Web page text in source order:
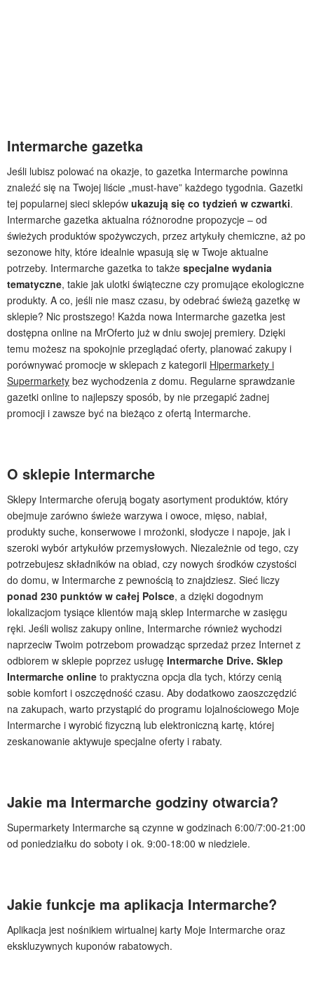
Intermarche gazetka
Jeśli lubisz polować na okazje, to gazetka Intermarche powinna
znaleźć się na Twojej liście „must-have” każdego tygodnia. Gazetki
tej popularnej sieci sklepów ukazują się co tydzień w czwartki.
Intermarche gazetka aktualna różnorodne propozycje – od
świeżych produktów spożywczych, przez artykuły chemiczne, aż po
sezonowe hity, które idealnie wpasują się w Twoje aktualne
potrzeby. Intermarche gazetka to także specjalne wydania
tematyczne, takie jak ulotki świąteczne czy promujące ekologiczne
produkty. A co, jeśli nie masz czasu, by odebrać świeżą gazetkę w
sklepie? Nic prostszego! Każda nowa Intermarche gazetka jest
dostępna online na MrOferto już w dniu swojej premiery. Dzięki
temu możesz na spokojnie przeglądać oferty, planować zakupy i
porównywać promocje w sklepach z kategorii Hipermarkety i
Supermarkety bez wychodzenia z domu. Regularne sprawdzanie
gazetki online to najlepszy sposób, by nie przegapić żadnej
promocji i zawsze być na bieżąco z ofertą Intermarche.
O sklepie Intermarche
Sklepy Intermarche oferują bogaty asortyment produktów, który
obejmuje zarówno świeże warzywa i owoce, mięso, nabiał,
produkty suche, konserwowe i mrożonki, słodycze i napoje, jak i
szeroki wybór artykułów przemysłowych. Niezależnie od tego, czy
potrzebujesz składników na obiad, czy nowych środków czystości
do domu, w Intermarche z pewnością to znajdziesz. Sieć liczy
ponad 230 punktów w całej Polsce, a dzięki dogodnym
lokalizacjom tysiące klientów mają sklep Intermarche w zasięgu
ręki. Jeśli wolisz zakupy online, Intermarche również wychodzi
naprzeciw Twoim potrzebom prowadząc sprzedaż przez Internet z
odbiorem w sklepie poprzez usługę Intermarche Drive. Sklep
Intermarche online to praktyczna opcja dla tych, którzy cenią
sobie komfort i oszczędność czasu. Aby dodatkowo zaoszczędzić
na zakupach, warto przystąpić do programu lojalnościowego Moje
Intermarche i wyrobić fizyczną lub elektroniczną kartę, której
zeskanowanie aktywuje specjalne oferty i rabaty.
Jakie ma Intermarche godziny otwarcia?
Supermarkety Intermarche są czynne w godzinach 6:00/7:00-21:00
od poniedziałku do soboty i ok. 9:00-18:00 w niedziele.
Jakie funkcje ma aplikacja Intermarche?
Aplikacja jest nośnikiem wirtualnej karty Moje Intermarche oraz
ekskluzywnych kuponów rabatowych.